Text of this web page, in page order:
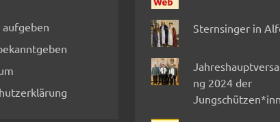
Sternsinger in
ng 2024 der